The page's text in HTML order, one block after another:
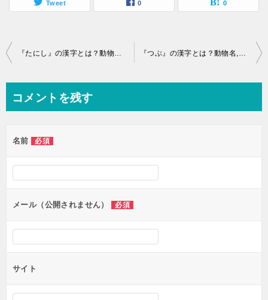
Tweet 0 0
投
ビ
ー
シ
ン
『たにし』の漢字とは？動物名,獣,鳥,魚,昆虫の難読語 『つぶ』の漢字とは？動物名,獣,鳥,魚,昆虫の難読語
コメントを残す
名前 必須
メール（公開されません） 必須
サイト